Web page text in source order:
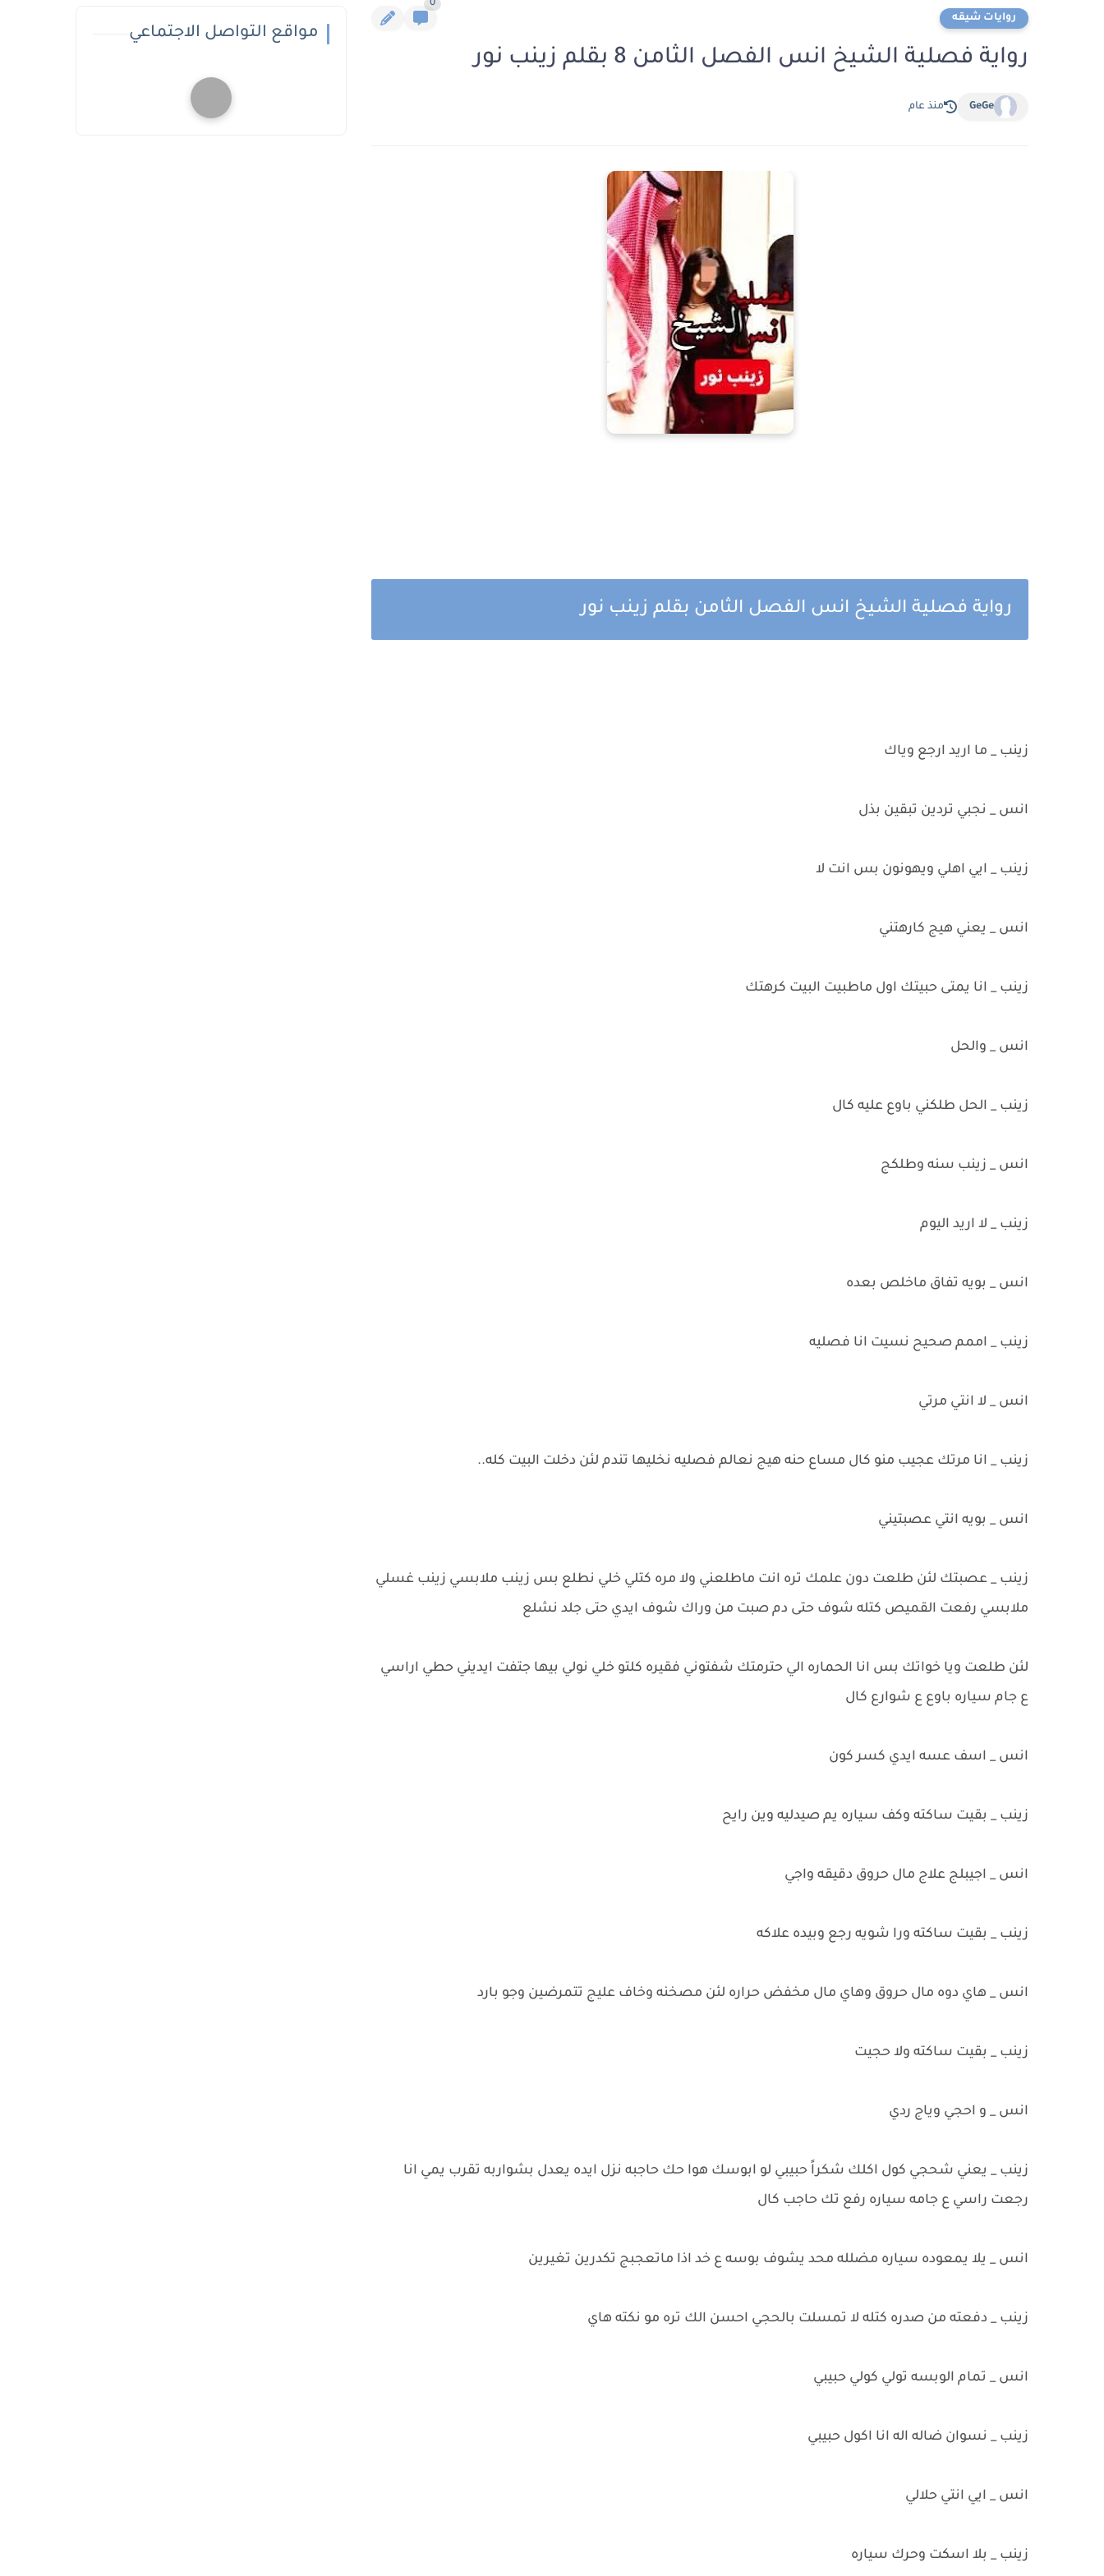
روايات شيقه
0
رواية فصلية الشيخ انس الفصل الثامن 8 بقلم زينب نور
GeGe منذ عام
رواية فصلية الشيخ انس الفصل الثامن بقلم زينب نور
زينب _ ما اريد ارجع وياك
انس _ نجبي تردين تبقين بذل
زينب _ ايي اهلي ويهونون بس انت لا
انس _ يعني هيج كارهتني
زينب _ انا يمتى حبيتك اول ماطبيت البيت كرهتك
انس _ والحل
زينب _ الحل طلكني باوع عليه كال
انس _ زينب سنه وطلكج
زينب _ لا اريد اليوم
انس _ بويه تفاق ماخلص بعده
زينب _ اممم صحيح نسيت انا فصليه
انس _ لا انتي مرتي
زينب _ انا مرتك عجيب منو كال مساع حنه هيج نعالم فصليه نخليها تندم لئن دخلت البيت كله..
انس _ بويه انتي عصبتيني
زينب _ عصبتك لئن طلعت دون علمك تره انت ماطلعني ولا مره كتلي خلي نطلع بس زينب ملابسي زينب غسلي
ملابسي رفعت القميص كتله شوف حتى دم صبت من وراك شوف ايدي حتى جلد نشلع
لئن طلعت ويا خواتك بس انا الحماره الي حترمتك شفتوني فقيره كلتو خلي نولي بيها جتفت ايديني حطي اراسي
ع جام سياره باوع ع شوارع كال
انس _ اسف عسه ايدي كسر كون
زينب _ بقيت ساكته وكف سياره يم صيدليه وين رايح
انس _ اجيبلج علاج مال حروق دقيقه واجي
زينب _ بقيت ساكته ورا شويه رجع وبيده علاكه
انس _ هاي دوه مال حروق وهاي مال مخفض حراره لئن مصخنه وخاف عليج تتمرضين وجو بارد
زينب _ بقيت ساكته ولا حجيت
انس _ و احجي وياج ردي
زينب _ يعني شحجي كول اكلك شكراً حبيبي لو ابوسك هوا حك حاجبه نزل ايده يعدل بشواربه تقرب يمي انا
رجعت راسي ع جامه سياره رفع تك حاجب كال
انس _ يلا يمعوده سياره مضلله محد يشوف بوسه ع خد اذا ماتعجبج تكدرين تغيرين
زينب _ دفعته من صدره كتله لا تمسلت بالحجي احسن الك تره مو نكته هاي
انس _ تمام الوبسه تولي كولي حبيبي
زينب _ نسوان ضاله اله انا اكول حبيبي
انس _ ايي انتي حلالي
زينب _ بلا اسكت وحرك سياره
مواقع التواصل الاجتماعي